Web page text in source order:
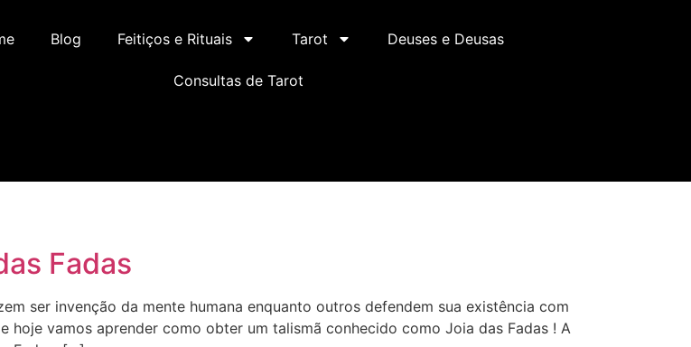
Blog Feitiços e Rituais Tarot Deuses e Deusas
Consultas de Tarot
Fadas
ser invenção da mente humana enquanto outros defendem sua existência com
hoje vamos aprender como obter um talismã conhecido como Joia das Fadas ! A